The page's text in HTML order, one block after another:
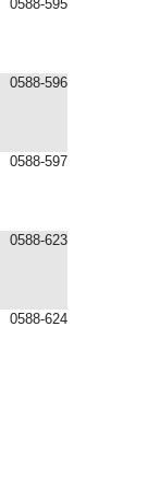
0588-595
0588-596
0588-597
0588-623
0588-624